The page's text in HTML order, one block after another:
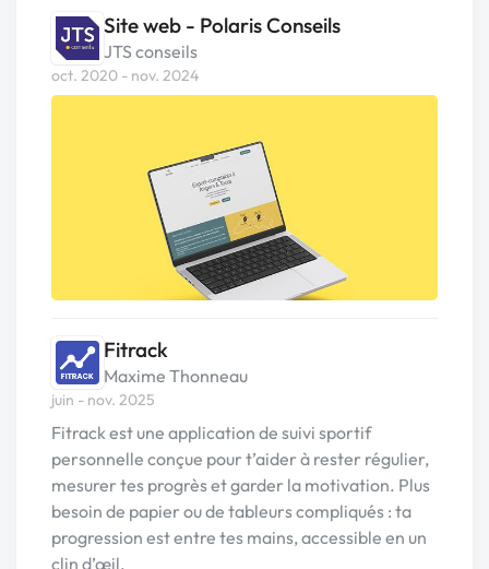
Site web - Polaris Conseils
JTS conseils
oct. 2020 - nov. 2024
Fitrack
Maxime Thonneau
juin - nov. 2025
Fitrack est une application de suivi sportif
personnelle conçue pour t’aider à rester régulier,
mesurer tes progrès et garder la motivation. Plus
besoin de papier ou de tableurs compliqués : ta
progression est entre tes mains, accessible en un
clin d’œil.